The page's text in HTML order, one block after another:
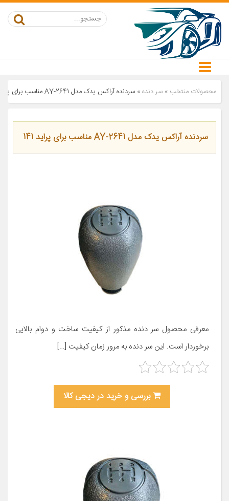
محصولات منتخب » سر دنده» سردنده آراکس یدک مدل AY-2641 مناسب برای پراید 141
سردنده آراکس یدک مدل AY-2641 مناسب برای پراید 141
معرفی محصول سر دنده مذکور از کیفیت ساخت و دوام بالایی
برخوردار است. این سر دنده به مرور زمان کیفیت […]
بررسی و خرید در دیجی کالا